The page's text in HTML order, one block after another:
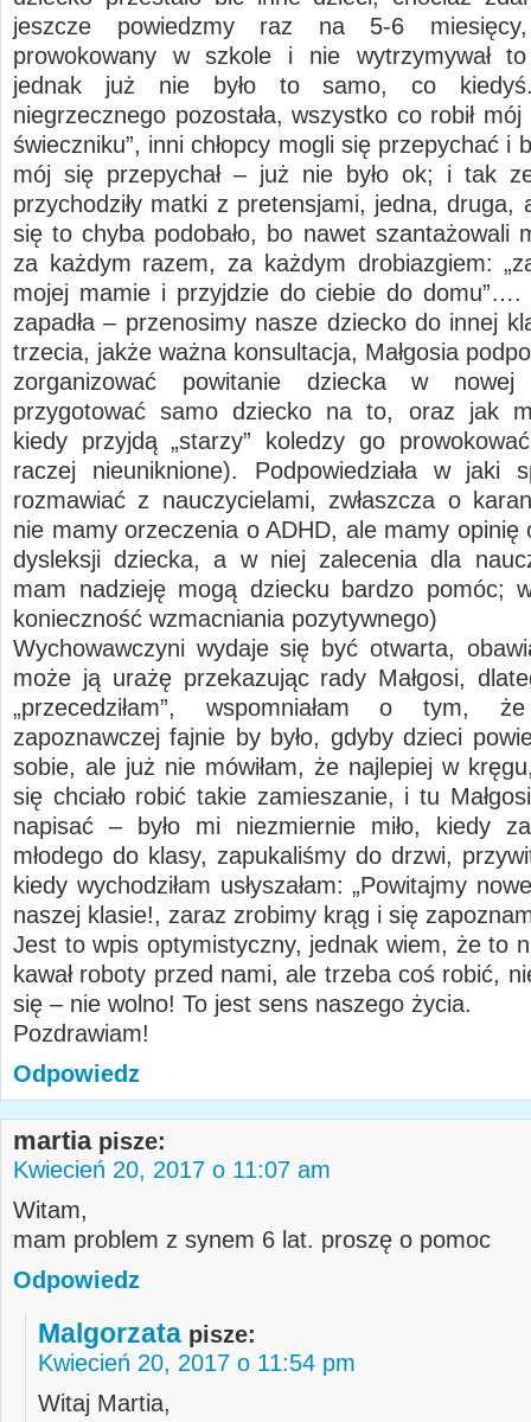
jeszcze powiedzmy raz na 5-6
prowokowany w szkole i nie wytrzymywał
jednak już nie było to samo, co
niegrzecznego pozostała, wszystko co robił mój
świeczniku”, inni chłopcy mogli się przepychać i
mój się przepychał – już nie było ok; i tak
przychodziły matki z pretensjami, jedna, druga,
się to chyba podobało, bo nawet szantażowali
za każdym razem, za każdym drobiazgiem:
mojej mamie i przyjdzie do ciebie do
zapadła – przenosimy nasze dziecko do innej
trzecia, jakże ważna konsultacja, Małgosia
zorganizować powitanie dziecka w
przygotować samo dziecko na to, oraz jak
kiedy przyjdą „starzy” koledzy go
raczej nieuniknione). Podpowiedziała w jaki
rozmawiać z nauczycielami, zwłaszcza o
nie mamy orzeczenia o ADHD, ale mamy opinię
dysleksji dziecka, a w niej zalecenia dla
mam nadzieję mogą dziecku bardzo pomóc;
konieczność wzmacniania pozytywnego)
Wychowawczyni wydaje się być otwarta,
może ją urażę przekazując rady Małgosi,
„przecedziłam”, wspomniałam o tym,
zapoznawczej fajnie by było, gdyby dzieci
sobie, ale już nie mówiłam, że najlepiej w
się chciało robić takie zamieszanie, i tu
napisać – było mi niezmiernie miło, kiedy
młodego do klasy, zapukaliśmy do drzwi,
kiedy wychodziłam usłyszałam: „Powitajmy
naszej klasie!, zaraz zrobimy krąg i się
Jest to wpis optymistyczny, jednak wiem, że to
kawał roboty przed nami, ale trzeba coś robić,
się – nie wolno! To jest sens naszego życia.
Pozdrawiam!
Odpowiedz
martia pisze:
Kwiecień 20, 2017 o 11:07 am
Witam,
mam problem z synem 6 lat. proszę o pomoc
Odpowiedz
Malgorzata pisze:
Kwiecień 20, 2017 o 11:54 pm
Witaj Martia,